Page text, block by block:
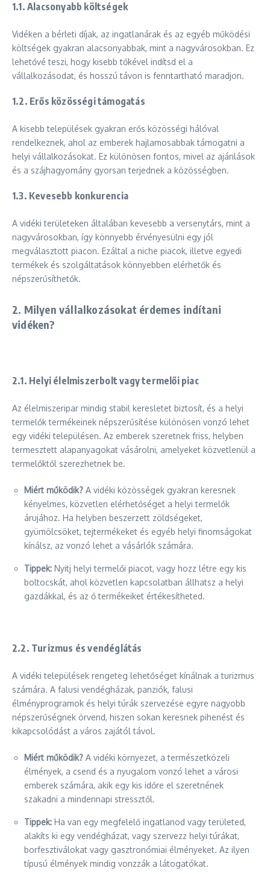
1.1. Alacsonyabb költségek
Vidéken a bérleti díjak, az ingatlanárak és az egyéb működési
költségek gyakran alacsonyabbak, mint a nagyvárosokban. Ez
lehetővé teszi, hogy kisebb tőkével indítsd el a
vállalkozásodat, és hosszú távon is fenntartható maradjon.
1.2. Erős közösségi támogatás
A kisebb települések gyakran erős közösségi hálóval
rendelkeznek, ahol az emberek hajlamosabbak támogatni a
helyi vállalkozásokat. Ez különösen fontos, mivel az ajánlások
és a szájhagyomány gyorsan terjednek a közösségben.
1.3. Kevesebb konkurencia
A vidéki területeken általában kevesebb a versenytárs, mint a
nagyvárosokban, így könnyebb érvényesülni egy jól
megválasztott piacon. Ezáltal a niche piacok, illetve egyedi
termékek és szolgáltatások könnyebben elérhetők és
népszerűsíthetők.
2. Milyen vállalkozásokat érdemes indítani
vidéken?
2.1. Helyi élelmiszerbolt vagy termelői piac
Az élelmiszeripar mindig stabil keresletet biztosít, és a helyi
termelők termékeinek népszerűsítése különösen vonzó lehet
egy vidéki településen. Az emberek szeretnek friss, helyben
termesztett alapanyagokat vásárolni, amelyeket közvetlenül a
termelőktől szerezhetnek be.
Miért működik? A vidéki közösségek gyakran keresnek
kényelmes, közvetlen elérhetőséget a helyi termelők
árujához. Ha helyben beszerzett zöldségeket,
gyümölcsöket, tejtermékeket és egyéb helyi finomságokat
kínálsz, az vonzó lehet a vásárlók számára.
Tippek: Nyitj helyi termelői piacot, vagy hozz létre egy kis
boltocskát, ahol közvetlen kapcsolatban állhatsz a helyi
gazdákkal, és az ő termékeiket értékesítheted.
2.2. Turizmus és vendéglátás
A vidéki települések rengeteg lehetőséget kínálnak a turizmus
számára. A falusi vendégházak, panziók, falusi
élményprogramok és helyi túrák szervezése egyre nagyobb
népszerűségnek örvend, hiszen sokan keresnek pihenést és
kikapcsolódást a város zajától távol.
Miért működik? A vidéki környezet, a természetközeli
élmények, a csend és a nyugalom vonzó lehet a városi
emberek számára, akik egy kis időre el szeretnének
szakadni a mindennapi stressztől.
Tippek: Ha van egy megfelelő ingatlanod vagy területed,
alakíts ki egy vendégházat, vagy szervezz helyi túrákat,
borfesztiválokat vagy gasztronómiai élményeket. Az ilyen
típusú élmények mindig vonzzák a látogatókat.